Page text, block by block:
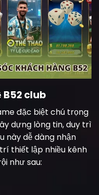
club
đặc biệt chú trọng
dựng lòng tin, duy trì
này dễ dàng nhận
thiết lập nhiều kênh
như sau: